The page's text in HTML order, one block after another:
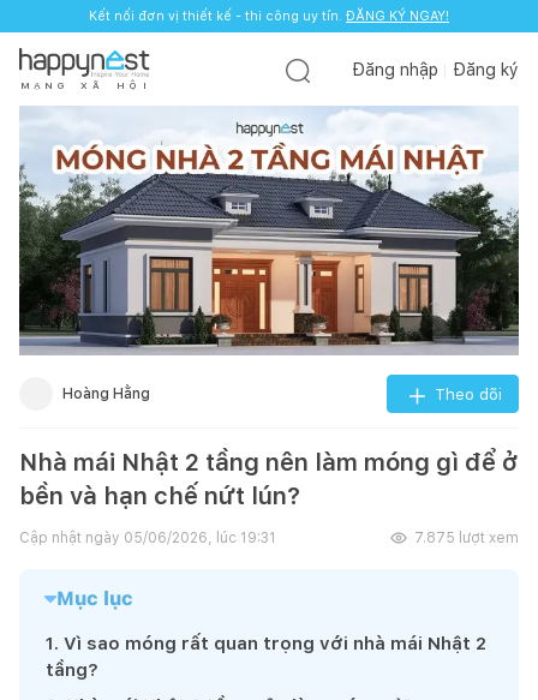
Kết nối đơn vị thiết kế - thi công uy tín. ĐĂNG KÝ NGAY!
M Ạ N G X Ã H Ộ I
Đăng nhập Đăng ký
Hoàng Hằng Theo dõi
Nhà mái Nhật 2 tầng nên làm móng gì để ở
bền và hạn chế nứt lún?
Cập nhật ngày 05/06/2026, lúc 19:31 7.875 lượt xem
Mục lục
1. Vì sao móng rất quan trọng với nhà mái Nhật 2
tầng?